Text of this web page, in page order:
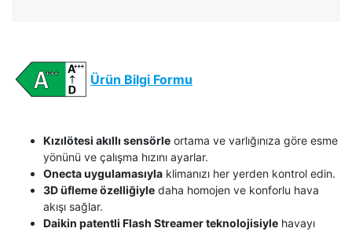
Ürün Bilgi Formu
Kızılötesi akıllı sensörle ortama ve varlığınıza göre esme
yönünü ve çalışma hızını ayarlar.
Onecta uygulamasıyla klimanızı her yerden kontrol edin.
3D üfleme özelliğiyle daha homojen ve konforlu hava
akışı sağlar.
Daikin patentli Flash Streamer teknolojisiyle havayı